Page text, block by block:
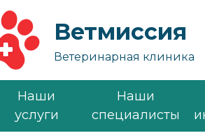
Ветмиссия
Ветеринарная клиника
Наши
услуги
Наши
специалисты